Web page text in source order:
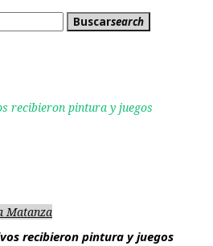
Buscarsearch
recibieron pintura y juegos
Matanza
recibieron pintura y juegos